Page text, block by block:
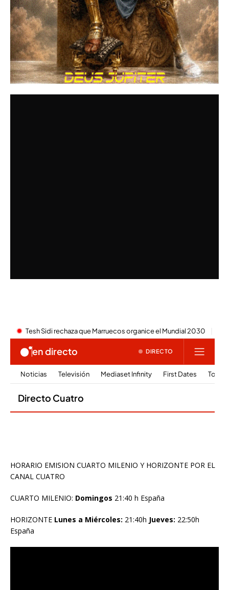
HORARIO EMISION CUARTO MILENIO Y HORIZONTE POR EL
CANAL CUATRO
CUARTO MILENIO: Domingos 21:40 h España
HORIZONTE Lunes a Miércoles: 21:40h Jueves: 22:50h
España